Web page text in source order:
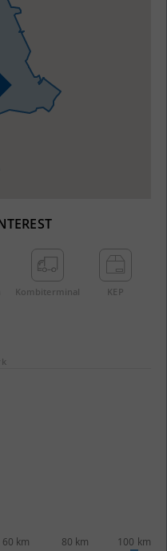
Kombi­terminal KEP
60 km 80 km 100 km